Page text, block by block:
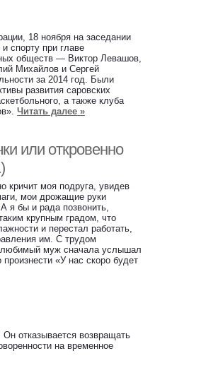
18 ноября на заседании
спорту при главе
обществ — Виктор Левашов,
Михайлов и Сергей
за 2014 год. Были
развития саровских
а также клуба
Читать далее »
или откровенно
кричит моя подруга, увидев
мои дрожащие руки
я бы и рада позвонить,
крупным градом, что
и перестал работать,
им. С трудом
любимый муж сначала услышал
«У нас скоро будет
Он отказывается возвращать
на временное